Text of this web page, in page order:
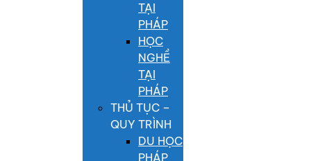
TẠI
PHÁP
HỌC
NGHỀ
TẠI
PHÁP
THỦ TỤC –
QUY TRÌNH
DU HỌC
PHÁP